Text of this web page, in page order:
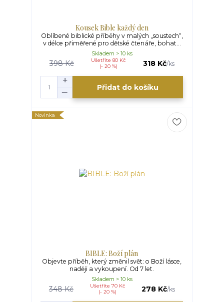
Kousek Bible každý den
Oblíbené biblické příběhy v malých „soustech“,
v délce přiměřené pro dětské čtenáře, bohat...
398 Kč
Ušetříte 80 Kč
(- 20 %)
318 Kč/ks
Skladem > 10 ks
Přidat do košíku
Novinka
BIBLE: Boží plán
Objevte příběh, který změnil svět: o Boží lásce,
naději a vykoupení. Od 7 let.
348 Kč
Ušetříte 70 Kč
(- 20 %)
278 Kč/ks
Skladem > 10 ks